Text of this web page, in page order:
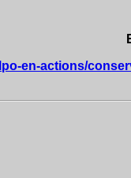
en-actions/